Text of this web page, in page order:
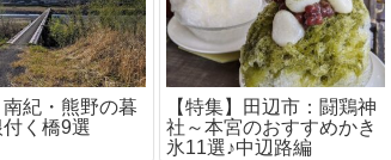
南紀・熊野の暮
く橋9選
【特集】田辺市：闘鶏神
社～本宮のおすすめかき
氷11選♪中辺路編